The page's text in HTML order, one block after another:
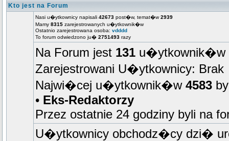
Kto jest na Forum
Nasi u�ytkownicy napisali 42673 post�w, temat�w2939
Mamy 8315 zarejestrowanych u�ytkownik�w
Ostatnio zarejestrowana osoba: vdddd
To forum odwiedzono ju� 2751493 razy
Na Forum jest 131 u�ytkownik�w
Zarejestrowani U�ytkownicy: Brak
Najwi�cej u�ytkownik�w 4583
• Eks-Redaktorzy
Przez ostatnie 24 godziny byli na
U�ytkownicy obchodz�cy dzi�